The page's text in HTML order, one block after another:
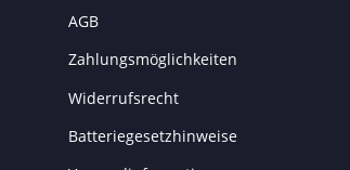
AGB
Zahlungsmöglichkeiten
Widerrufsrecht
Batteriegesetzhinweise